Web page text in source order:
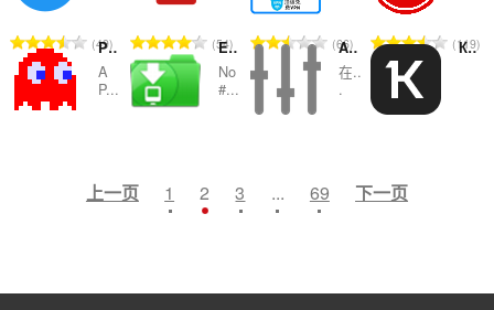
：
：
：
：
总
评
分
49
总
评
分
54
总
评
分
66
总119
Pacman
A
P...
分
次
Easy Youtube Video Downloader For Opera
No
#...
分
次
Audio Equalizer and Amplifier
在..
.
分
次
Контур.Расширение
上一页 1 2 3 ... 69 下一页